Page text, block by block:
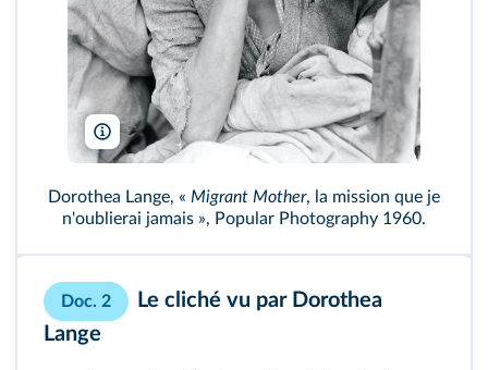
Library of Congress/Wikimedia
Dorothea Lange, « Migrant Mother, la mission que je
n'oublierai jamais », Popular Photography 1960.
Doc. 2
Le cliché vu par Dorothea
Lange